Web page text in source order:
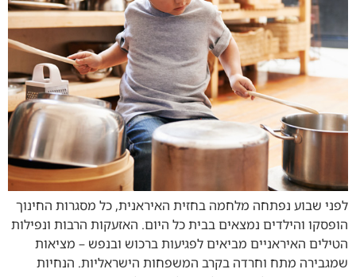
לפני שבוע נפתחה מלחמה בחזית האיראנית, כל מסגרות החינוך
הופסקו והילדים נמצאים בבית כל היום. האזעקות הרבות ונפילות
הטילים האיראניים מביאים לפגיעות ברכוש ובנפש – מציאות
שמגבירה מתח וחרדה בקרב המשפחות הישראליות. הנחיות